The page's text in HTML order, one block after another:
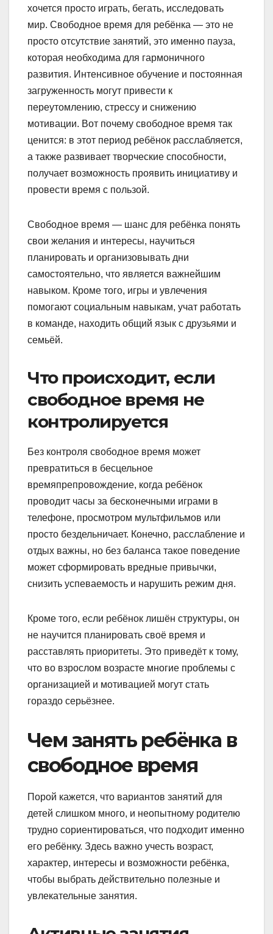
хочется просто играть, бегать, исследовать
мир. Свободное время для ребёнка — это не
просто отсутствие занятий, это именно пауза,
которая необходима для гармоничного
развития. Интенсивное обучение и постоянная
загруженность могут привести к
переутомлению, стрессу и снижению
мотивации. Вот почему свободное время так
ценится: в этот период ребёнок расслабляется,
а также развивает творческие способности,
получает возможность проявить инициативу и
провести время с пользой.
Свободное время — шанс для ребёнка понять
свои желания и интересы, научиться
планировать и организовывать дни
самостоятельно, что является важнейшим
навыком. Кроме того, игры и увлечения
помогают социальным навыкам, учат работать
в команде, находить общий язык с друзьями и
семьёй.
Что происходит, если
свободное время не
контролируется
Без контроля свободное время может
превратиться в бесцельное
времяпрепровождение, когда ребёнок
проводит часы за бесконечными играми в
телефоне, просмотром мультфильмов или
просто бездельничает. Конечно, расслабление и
отдых важны, но без баланса такое поведение
может сформировать вредные привычки,
снизить успеваемость и нарушить режим дня.
Кроме того, если ребёнок лишён структуры, он
не научится планировать своё время и
расставлять приоритеты. Это приведёт к тому,
что во взрослом возрасте многие проблемы с
организацией и мотивацией могут стать
гораздо серьёзнее.
Чем занять ребёнка в
свободное время
Порой кажется, что вариантов занятий для
детей слишком много, и неопытному родителю
трудно сориентироваться, что подходит именно
его ребёнку. Здесь важно учесть возраст,
характер, интересы и возможности ребёнка,
чтобы выбрать действительно полезные и
увлекательные занятия.